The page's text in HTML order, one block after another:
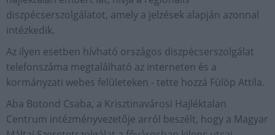
diszpécserszolgálatot, amely a jelzések alapján azonnal
intézkedik.
Az ilyen esetben hívható országos diszpécserszolgálat
telefonszáma megtalálható az interneten és a
kormányzati webes felületeken - tette hozzá Fülöp Attila.
Aba Botond Csaba, a Krisztinavárosi Hajléktalan
Centrum intézményvezetője arról beszélt, hogy a Magyar